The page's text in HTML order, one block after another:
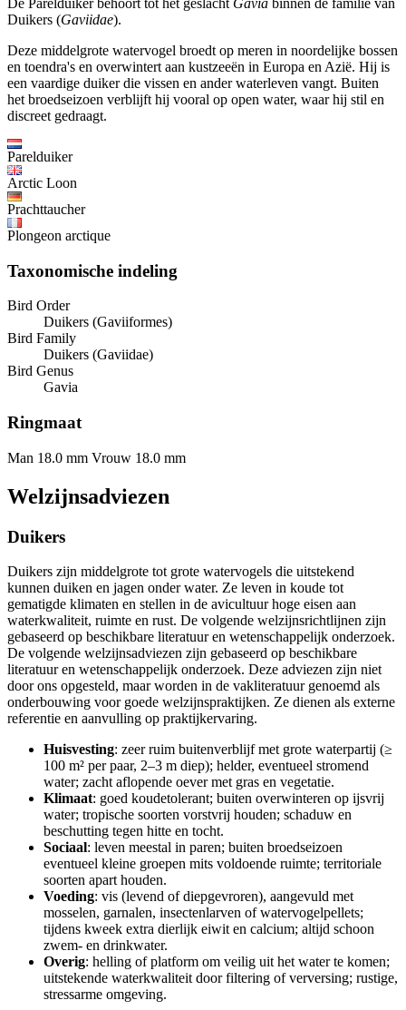
De Parelduiker behoort tot het geslacht Gavia binnen de familie van
Duikers (Gaviidae).
Deze middelgrote watervogel broedt op meren in noordelijke bossen
en toendra's en overwintert aan kustzeeën in Europa en Azië. Hij is
een vaardige duiker die vissen en ander waterleven vangt. Buiten
het broedseizoen verblijft hij vooral op open water, waar hij stil en
discreet gedraagt.
Parelduiker
Arctic Loon
Prachttaucher
Plongeon arctique
Taxonomische indeling
Bird Order
Duikers (Gaviiformes)
Bird Family
Duikers (Gaviidae)
Bird Genus
Gavia
Ringmaat
Man 18.0 mm Vrouw 18.0 mm
Welzijnsadviezen
Duikers
Duikers zijn middelgrote tot grote watervogels die uitstekend
kunnen duiken en jagen onder water. Ze leven in koude tot
gematigde klimaten en stellen in de avicultuur hoge eisen aan
waterkwaliteit, ruimte en rust. De volgende welzijnsrichtlijnen zijn
gebaseerd op beschikbare literatuur en wetenschappelijk onderzoek.
De volgende welzijnsadviezen zijn gebaseerd op beschikbare
literatuur en wetenschappelijk onderzoek. Deze adviezen zijn niet
door ons opgesteld, maar worden in de vakliteratuur genoemd als
onderbouwing voor goede welzijnspraktijken. Ze dienen als externe
referentie en aanvulling op praktijkervaring.
Huisvesting: zeer ruim buitenverblijf met grote waterpartij (≥
100 m² per paar, 2–3 m diep); helder, eventueel stromend
water; zacht aflopende oever met gras en vegetatie.
Klimaat: goed koudetolerant; buiten overwinteren op ijsvrij
water; tropische soorten vorstvrij houden; schaduw en
beschutting tegen hitte en tocht.
Sociaal: leven meestal in paren; buiten broedseizoen
eventueel kleine groepen mits voldoende ruimte; territoriale
soorten apart houden.
Voeding: vis (levend of diepgevroren), aangevuld met
mosselen, garnalen, insectenlarven of watervogelpellets;
tijdens kweek extra dierlijk eiwit en calcium; altijd schoon
zwem- en drinkwater.
Overig: helling of platform om veilig uit het water te komen;
uitstekende waterkwaliteit door filtering of verversing; rustige,
stressarme omgeving.